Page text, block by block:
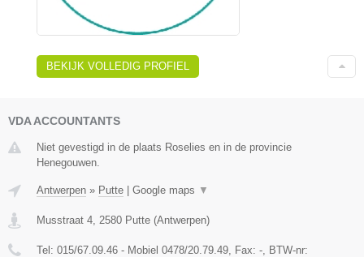
BEKIJK VOLLEDIG PROFIEL
VDA ACCOUNTANTS
Niet gevestigd in de plaats Roselies en in de provincie
Henegouwen.
Antwerpen » Putte | Google maps ▼
Musstraat 4 2580 Putte (Antwerpen)
Tel: 015/67.09.46 - Mobiel 0478/20.79.49 , Fax: - , BTW-nr: